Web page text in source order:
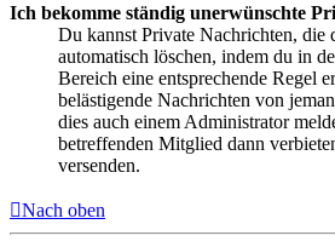
Ich bekomme ständig unerwünschte
Du kannst Private Nachrichten, die
automatisch löschen, indem du in
Bereich eine entsprechende Regel
belästigende Nachrichten von
dies auch einem Administrator
betreffenden Mitglied dann
versenden.
Nach oben